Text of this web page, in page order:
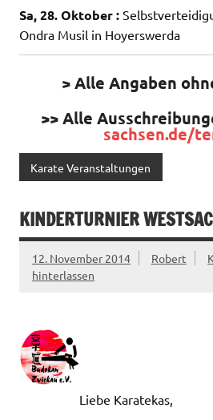
Sa, 28. Oktober :
Ondra Musil in Hoyerswerda
> Alle Angaben
>> Alle
sachsen.de/
Karate Veranstaltungen
KINDERTURNIER
12. November 2014 Robert
hinterlassen
Liebe Karatekas,